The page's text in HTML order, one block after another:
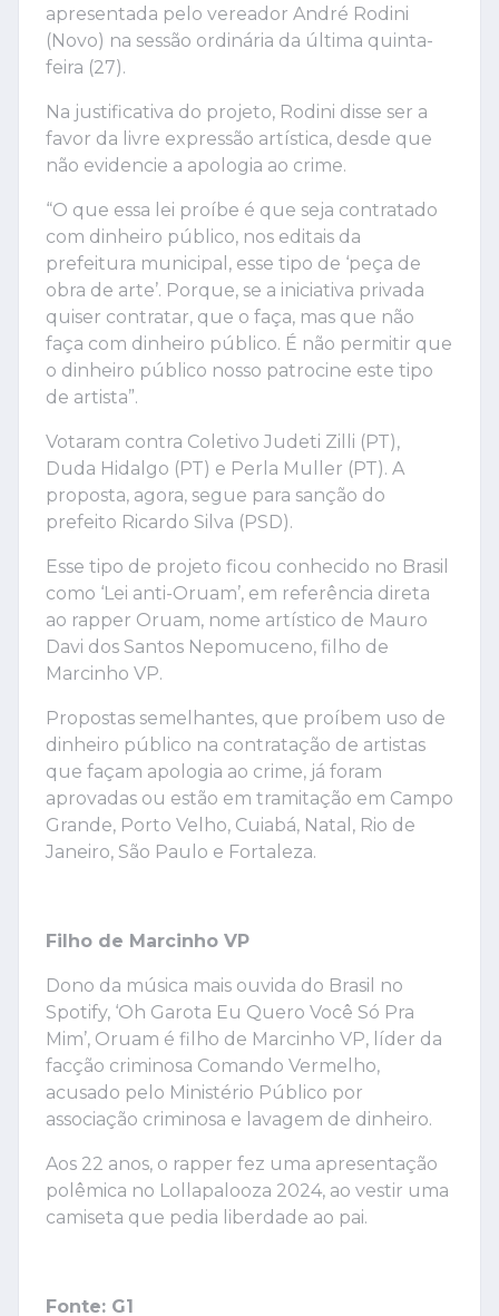
apresentada pelo vereador André Rodini
(Novo) na sessão ordinária da última quinta-
feira (27).
Na justificativa do projeto, Rodini disse ser a
favor da livre expressão artística, desde que
não evidencie a apologia ao crime.
“O que essa lei proíbe é que seja contratado
com dinheiro público, nos editais da
prefeitura municipal, esse tipo de ‘peça de
obra de arte’. Porque, se a iniciativa privada
quiser contratar, que o faça, mas que não
faça com dinheiro público. É não permitir que
o dinheiro público nosso patrocine este tipo
de artista”.
Votaram contra Coletivo Judeti Zilli (PT),
Duda Hidalgo (PT) e Perla Muller (PT). A
proposta, agora, segue para sanção do
prefeito Ricardo Silva (PSD).
Esse tipo de projeto ficou conhecido no Brasil
como ‘Lei anti-Oruam’, em referência direta
ao rapper Oruam, nome artístico de Mauro
Davi dos Santos Nepomuceno, filho de
Marcinho VP.
Propostas semelhantes, que proíbem uso de
dinheiro público na contratação de artistas
que façam apologia ao crime, já foram
aprovadas ou estão em tramitação em Campo
Grande, Porto Velho, Cuiabá, Natal, Rio de
Janeiro, São Paulo e Fortaleza.
Filho de Marcinho VP
Dono da música mais ouvida do Brasil no
Spotify, ‘Oh Garota Eu Quero Você Só Pra
Mim’, Oruam é filho de Marcinho VP, líder da
facção criminosa Comando Vermelho,
acusado pelo Ministério Público por
associação criminosa e lavagem de dinheiro.
Aos 22 anos, o rapper fez uma apresentação
polêmica no Lollapalooza 2024, ao vestir uma
camiseta que pedia liberdade ao pai.
Fonte: G1